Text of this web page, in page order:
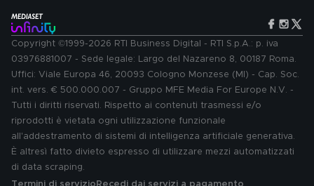
Copyright ©1999-2026 RTI Business Digital - RTI S.p.A.: p. iva
03976881007 - Sede legale: Largo del Nazareno 8, 00187 Roma.
Uffici: Viale Europa 46, 20093 Cologno Monzese (MI) - Cap. Soc.
int. vers. € 500.000.007 - Gruppo MFE Media For Europe N.V. -
Tutti i diritti riservati. Rispetto ai contenuti trasmessi e/o
riprodotti è vietata ogni utilizzazione funzionale
all'addestramento di sistemi di intelligenza artificiale generativa.
È altresì fatto divieto espresso di utilizzare mezzi automatizzati
di data scraping.